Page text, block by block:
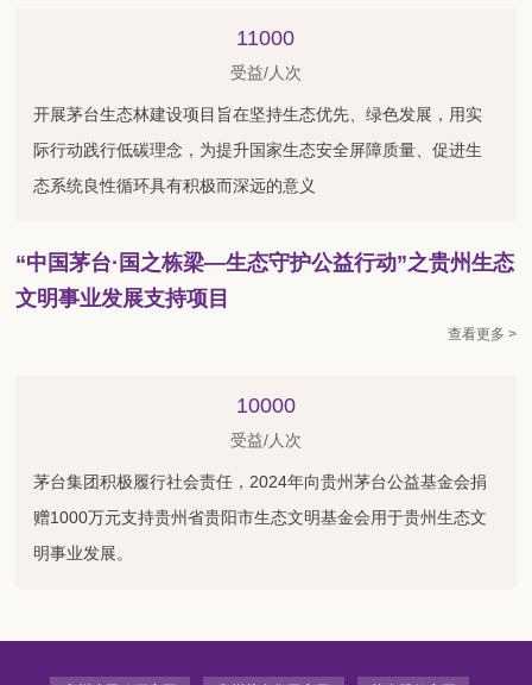
11000
受益/人次
开展茅台生态林建设项目旨在坚持生态优先、绿色发展，用实
际行动践行低碳理念，为提升国家生态安全屏障质量、促进生
态系统良性循环具有积极而深远的意义
“中国茅台·国之栋梁—生态守护公益行动”之贵州生态
文明事业发展支持项目
查看更多 >
10000
受益/人次
茅台集团积极履行社会责任，2024年向贵州茅台公益基金会捐
赠1000万元支持贵州省贵阳市生态文明基金会用于贵州生态文
明事业发展。